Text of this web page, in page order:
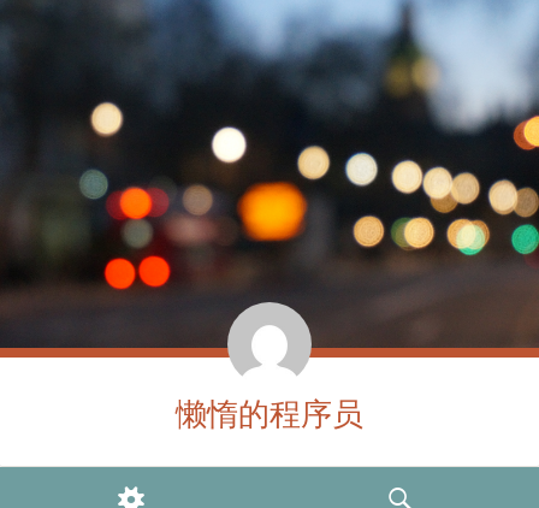
懒惰的程序员
WIDGETS
SEARCH